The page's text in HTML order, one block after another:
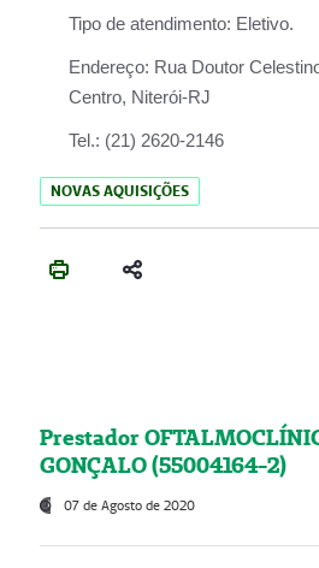
Tipo de atendimento: Eletivo.
Endereço: Rua Doutor
Centro, Niterói-RJ
Tel.: (21) 2620-2146
NOVAS AQUISIÇÕES
Prestador
GONÇALO (55004164-2)
07 de Agosto de 2020